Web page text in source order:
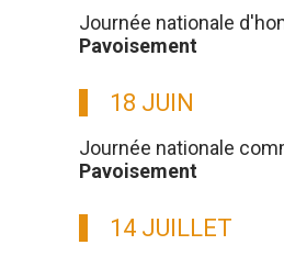
Journée nationale
Pavoisement
18 JUIN
Journée nationale
Pavoisement
14 JUILLET